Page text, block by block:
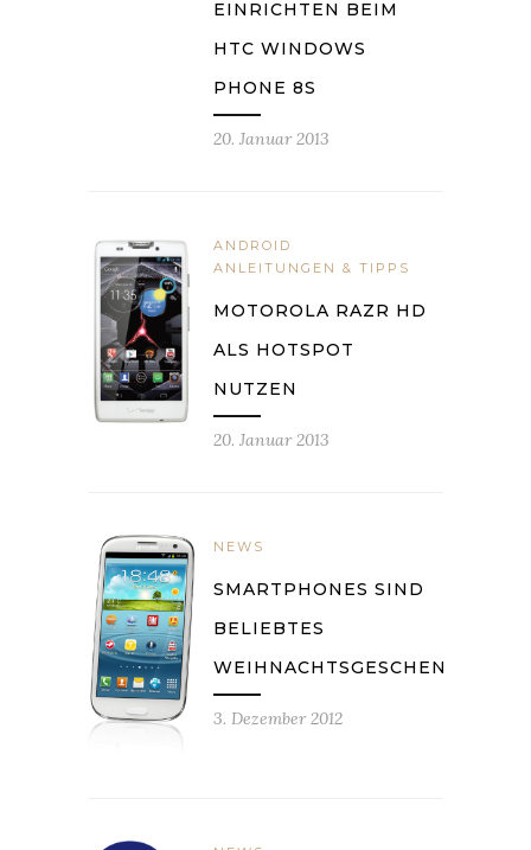
EINRICHTEN BEIM
HTC WINDOWS
PHONE 8S
20. Januar 2013
ANDROID
ANLEITUNGEN & TIPPS
MOTOROLA RAZR HD
ALS HOTSPOT
NUTZEN
20. Januar 2013
NEWS
SMARTPHONES SIND
BELIEBTES
WEIHNACHTSGESCHENK
3. Dezember 2012